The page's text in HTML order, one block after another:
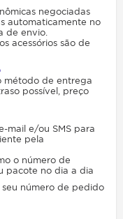
negociadas
automaticamente no
de envio.
acessórios são de
método de entrega
possível, preço
mail e/ou SMS para
pela
o número de
pacote no dia a dia
seu número de pedido